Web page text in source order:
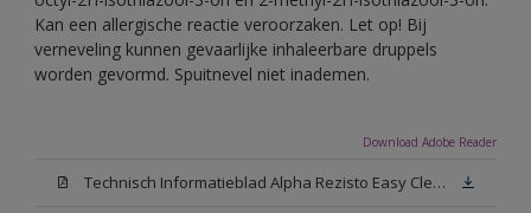
Kan een allergische reactie veroorzaken. Let op! Bij
verneveling kunnen gevaarlijke inhaleerbare druppels
worden gevormd. Spuitnevel niet inademen.
Download Adobe Reader
Technisch Informatieblad Alpha Rezisto Easy Clean (PDF)